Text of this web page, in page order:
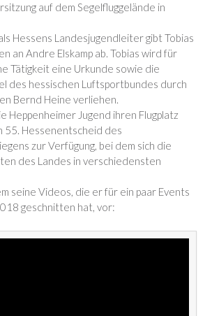
auf dem Segelfluggelände in
Hessens Landesjugendleiter gibt Tobias
an Andre Elskamp ab. Tobias wird für
Tätigkeit eine Urkunde sowie die
des hessischen Luftsportbundes durch
Bernd Heine verliehen.
Heppenheimer Jugend ihren Flugplatz
55. Hessenentscheid des
zur Verfügung, bei dem sich die
des Landes in verschiedensten
seine Videos, die er für ein paar Events
geschnitten hat, vor: